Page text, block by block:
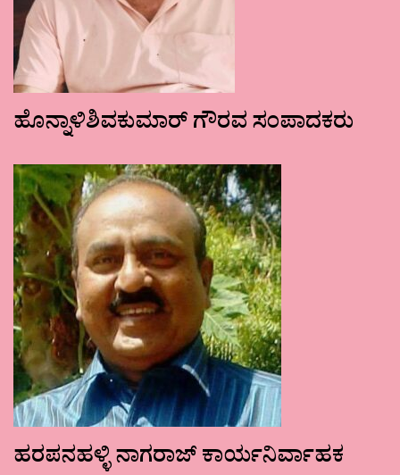
ಹೊನ್ನಾಳಿಶಿವಕುಮಾರ್ ಗೌರವ ಸಂಪಾದಕರು
ಹರಪನಹಳ್ಳಿ ನಾಗರಾಜ್ ಕಾರ್ಯನಿರ್ವಾಹಕ